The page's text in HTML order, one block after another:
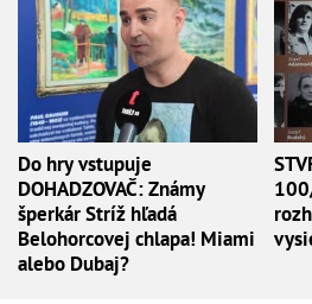
Do hry vstupuje
DOHADZOVAČ: Známy
šperkár Stríž hľadá
Belohorcovej chlapa! Miami
alebo Dubaj?